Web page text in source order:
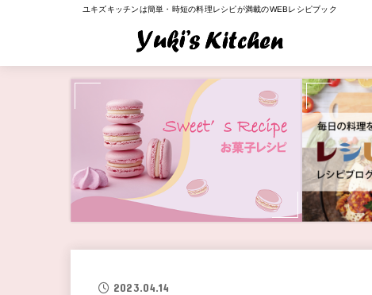
ユキズキッチンは簡単・時短の料理レシピが満載のWEBレシピブック
2023.04.14